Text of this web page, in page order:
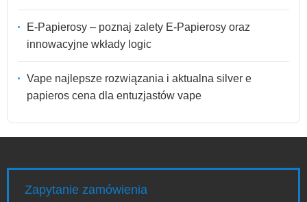
E-Papierosy – poznaj zalety E-Papierosy oraz
innowacyjne wkłady logic
Vape najlepsze rozwiązania i aktualna silver e
papieros cena dla entuzjastów vape
Zapytanie zamówienia